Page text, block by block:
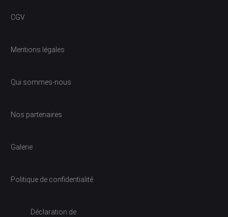
CGV
Mentions légales
Qui sommes-nous
Nos partenaires
Galerie
Politique de confidentialité
Déclaration de